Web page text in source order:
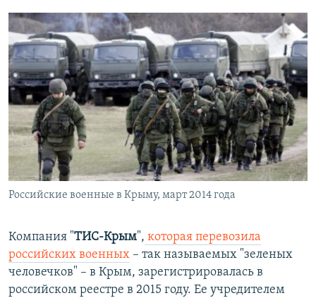
Российские военные в Крыму, март 2014 года
Компания "ТИС-Крым", которая перевозила
российских военных – так называемых "зеленых
человечков" – в Крым, зарегистрировалась в
российском реестре в 2015 году. Ее учредителем